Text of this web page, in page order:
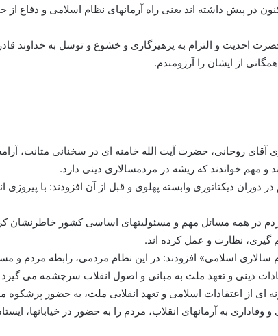
در پیش داشته اند یعنی راه آرمانهای نظام اسلامی و دفاع از
احدیت و التزام به پرهیزگاری و خشوع و توسل به خداوند
از ایشان را آرزومندم.
آقای روحانی، حضرت آیت الله خامنه ای در سخنانی
و مهم خواندند که ریشه در مردمسالاری دینی دارد.
دوران دیکتاتوری وابسته پهلوی و قبل از آن افزودند: با
گیری، نظارت و عمل کرده اند.
اسلامی» افزودند: در این نظام مردمی، رابطه مردم و
دینی و تعهد ملت به مبانی و اصول انقلاب سرچشمه می
ای از اعتقادات اسلامی و تعهد انقلابی ملت، به حضور پرشکوه
وفاداری به آرمانهای انقلاب، مردم را به حضور در خیابانها،